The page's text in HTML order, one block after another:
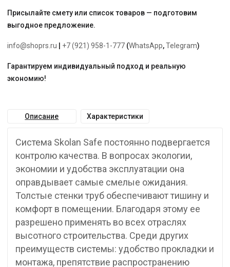
Присылайте смету или список товаров — подготовим
выгодное предложение.
info@shoprs.ru +7 (921) 958-1-777 (WhatsApp,Telegram)
Гарантируем индивидуальный подход и реальную
экономию!
Описание Характеристики
Система Skolan Safe постоянно подвергается
контролю качества. В вопросах экологии,
экономии и удобства эксплуатации она
оправдывает самые смелые ожидания.
Толстые стенки труб обеспечивают тишину и
комфорт в помещении. Благодаря этому ее
разрешено применять во всех отраслях
высотного строительства. Среди других
преимуществ системы: удобство прокладки и
монтажа, препятствие распространению